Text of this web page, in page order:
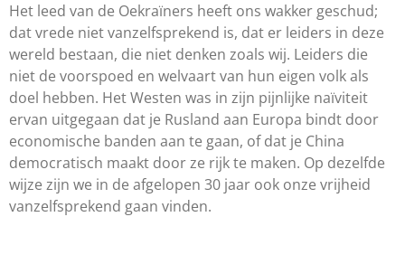
Het leed van de Oekraïners heeft ons wakker geschud;
dat vrede niet vanzelfsprekend is, dat er leiders in deze
wereld bestaan, die niet denken zoals wij. Leiders die
niet de voorspoed en welvaart van hun eigen volk als
doel hebben. Het Westen was in zijn pijnlijke naïviteit
ervan uitgegaan dat je Rusland aan Europa bindt door
economische banden aan te gaan, of dat je China
democratisch maakt door ze rijk te maken. Op dezelfde
wijze zijn we in de afgelopen 30 jaar ook onze vrijheid
vanzelfsprekend gaan vinden.